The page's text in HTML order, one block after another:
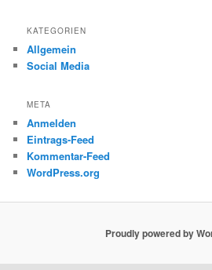
KATEGORIEN
Allgemein
Social Media
META
Anmelden
Eintrags-Feed
Kommentar-Feed
WordPress.org
Proudly powered by